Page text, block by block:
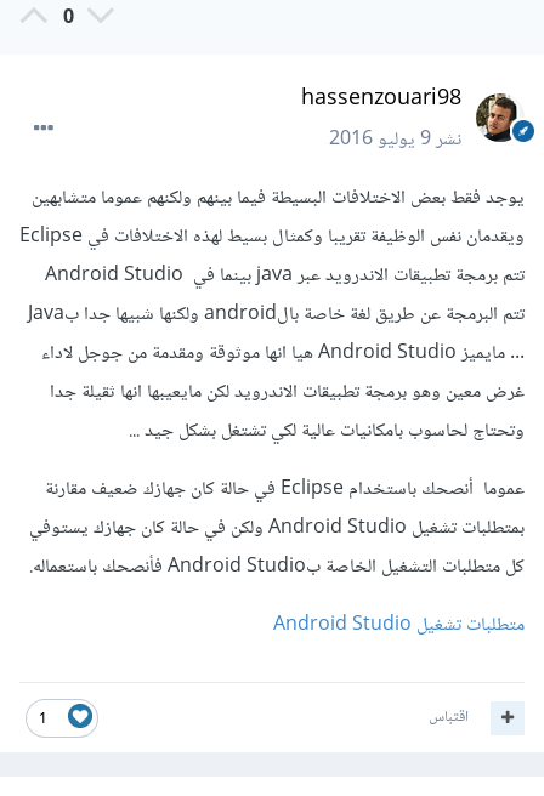
0
hassenzouari98
نشر9 يوليو 2016
يوجد فقط بعض الاختلافات البسيطة فيما بينهم ولكنهم عموما متشابهين
ويقدمان نفس الوظيفة تقريبا وكمثال بسيط لهذه الاختلافات في Eclipse
تتم برمجة تطبيقات الاندرويد عبر java بينما في Android Studio
تتم البرمجة عن طريق لغة خاصة بالandroid ولكنها شبيها جدا بJava
... مايميز Android Studio هيا انها موثوقة ومقدمة من جوجل لاداء
غرض معين وهو برمجة تطبيقات الاندرويد لكن مايعيبها انها ثقيلة جدا
وتحتاج لحاسوب بامكانيات عالية لكي تشتغل بشكل جيد ...
عموما أنصحك باستخدام Eclipse في حالة كان جهازك ضعيف مقارنة
بمتطلبات تشغيل Android Studio ولكن في حالة كان جهازك يستوفي
كل متطلبات التشغيل الخاصة بAndroid Studio فأنصحك باستعماله.
متطلبات تشغيل Android Studio
1 اقتباس